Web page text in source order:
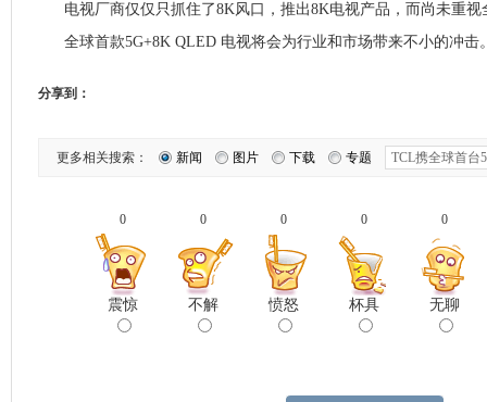
电视厂商仅仅只抓住了8K风口，推出8K电视产品，而尚未重
全球首款5G+8K QLED 电视将会为行业和市场带来不小的冲击
分享到：
更多相关搜索： 新闻 图片 下载 专题
0
震惊
0
不解
0
愤怒
0
杯具
0
无聊